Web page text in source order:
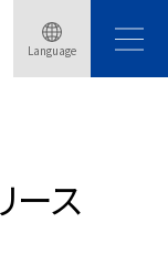
Language
～「未来特区カンファ
ース